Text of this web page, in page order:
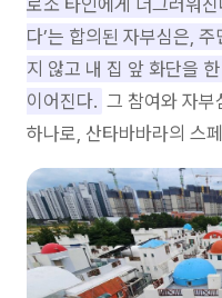
로소 타인에게 너그러워
다’는 합의된 자부심은,
지 않고 내 집 앞 화단을
이어진다. 그 참여와 자부
하나로, 산타바바라의 스